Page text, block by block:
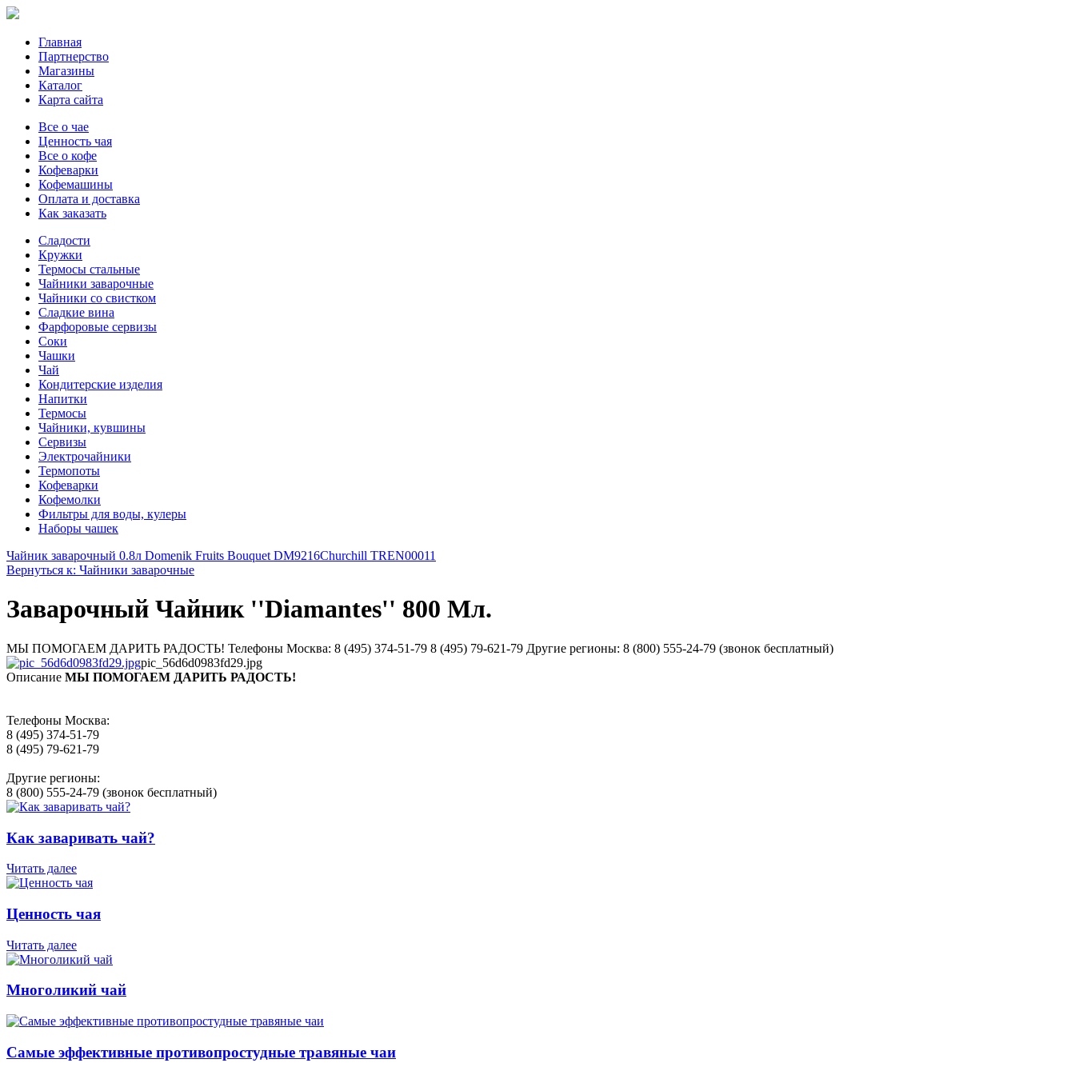
Главная
Партнерство
Магазины
Каталог
Карта сайта
Все о чае
Ценность чая
Все о кофе
Кофеварки
Кофемашины
Оплата и доставка
Как заказать
Сладости
Кружки
Термосы стальные
Чайники заварочные
Чайники со свистком
Сладкие вина
Фарфоровые сервизы
Соки
Чашки
Чай
Кондитерские изделия
Напитки
Термосы
Чайники, кувшины
Сервизы
Электрочайники
Термопоты
Кофеварки
Кофемолки
Фильтры для воды, кулеры
Наборы чашек
Чайник заварочный 0.8л Domenik Fruits Bouquet DM9216Churchill TREN00011
Вернуться к: Чайники заварочные
Заварочный Чайник ''Diamantes'' 800 Мл.
МЫ ПОМОГАЕМ ДАРИТЬ РАДОСТЬ! Телефоны Москва: 8 (495) 374-51-79 8 (495) 79-621-79 Другие регионы: 8 (800) 555-24-79 (звонок бесплатный)
pic_56d6d0983fd29.jpg
Описание МЫ ПОМОГАЕМ ДАРИТЬ РАДОСТЬ!
Телефоны Москва:
8 (495) 374-51-79
8 (495) 79-621-79
Другие регионы:
8 (800) 555-24-79 (звонок бесплатный)
Как заваривать чай?
Читать далее
Ценность чая
Читать далее
Многоликий чай
Самые эффективные противопростудные травяные чаи